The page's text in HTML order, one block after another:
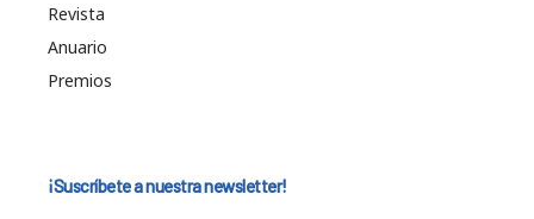
Revista
Anuario
Premios
¡Suscríbete a nuestra newsletter!